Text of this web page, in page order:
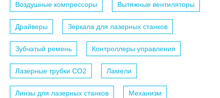
Воздушные компрессоры Вытяжные вентиляторы
Драйверы Зеркала для лазерных станков
Зубчатый ремень Контроллеры управления
Лазерные трубки СО2 Ламели
Линзы для лазерных станков Механизм